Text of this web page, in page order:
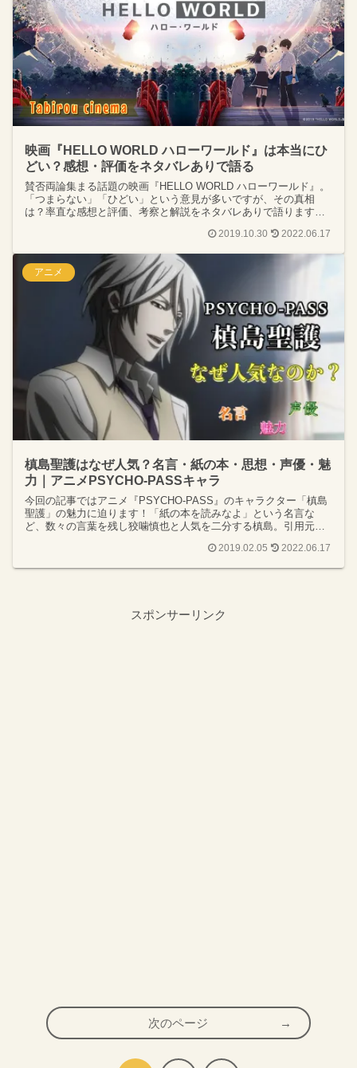
映画『HELLO WORLD ハローワールド』は本当にひ
どい？感想・評価をネタバレありで語る
賛否両論集まる話題の映画『HELLO WORLD ハローワールド』。
「つまらない」「ひどい」という意見が多いですが、その真相
は？率直な感想と評価、考察と解説をネタバレありで語ります。
2019.10.30 2022.06.17
アニメ
槙島聖護はなぜ人気？名言・紙の本・思想・声優・魅
力｜アニメPSYCHO-PASSキャラ
今回の記事ではアニメ『PSYCHO-PASS』のキャラクター「槙島
聖護」の魅力に迫ります！「紙の本を読みなよ」という名言な
ど、数々の言葉を残し狡噛慎也と人気を二分する槙島。引用元の
2019.02.05 2022.06.17
スポンサーリンク
次のページ